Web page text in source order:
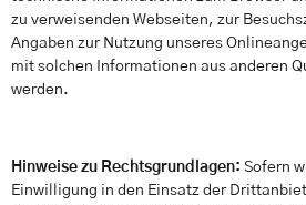
zu verweisenden Webseiten, zur
Angaben zur Nutzung unseres
mit solchen Informationen aus anderen
werden.
Hinweise zu Rechtsgrundlagen: Sofern
Einwilligung in den Einsatz der